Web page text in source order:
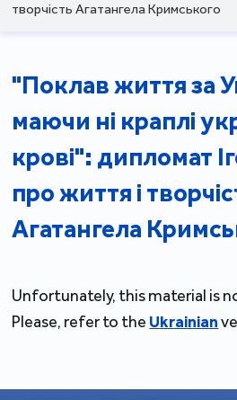
творчість Агатангела Кримського
"Поклав життя за
маючи ні краплі
крові": дипломат
про життя і
Агатангела
Unfortunately, this material is
Please, refer to the Ukrainian